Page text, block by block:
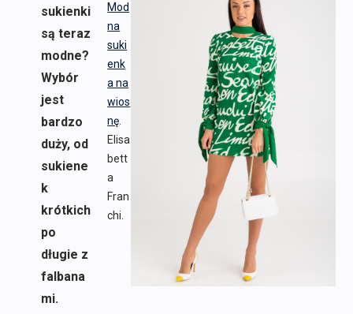
Mod
na
suki
enk
a na
wios
nę
Elisa
bett
a
Fran
chi.
sukienki
są teraz
modne?
Wybór
jest
bardzo
duży, od
sukiene
k
krótkich
po
długie z
falbana
mi.